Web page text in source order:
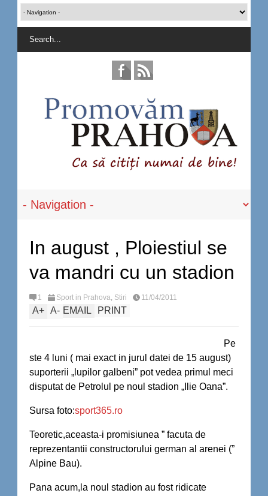
In august , Ploiestiul se
va mandri cu un stadion
1 Sport in Prahova, Stiri 11/04/2011
A+ A- EMAIL PRINT
Pe
ste 4 luni ( mai exact in jurul datei de 15 august)
suporterii „lupilor galbeni” pot vedea primul meci
disputat de Petrolul pe noul stadion „Ilie Oana”.
Sursa foto:sport365.ro
Teoretic,aceasta-i promisiunea ” facuta de
reprezentantii constructorului german al arenei (”
Alpine Bau).
Pana acum,la noul stadion au fost ridicate